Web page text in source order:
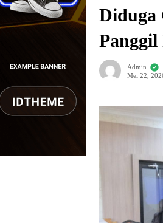
Diduga
Panggil
Admin
Mei 22,